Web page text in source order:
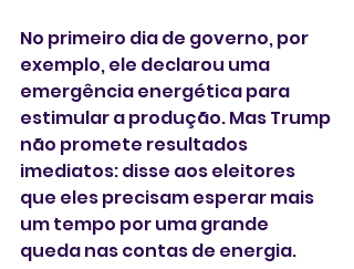
No primeiro dia de governo, por
exemplo, ele declarou uma
emergência energética para
estimular a produção. Mas Trump
não promete resultados
imediatos: disse aos eleitores
que eles precisam esperar mais
um tempo por uma grande
queda nas contas de energia.